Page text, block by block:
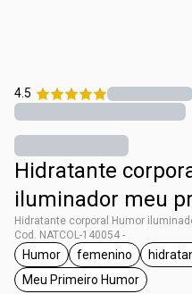
4.5
Hidratante
iluminador meu
Hidratante corporal Humor
Cod. NATCOL-140054 -
general.tag Humor
Humor
general.tag
femenino
general.tag Meu
Meu Primeiro Humor